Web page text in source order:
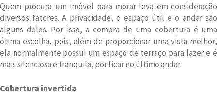
Quem procura um imóvel para morar leva em consideração
diversos fatores. A privacidade, o espaço útil e o andar são
alguns deles. Por isso, a compra de uma cobertura é uma
ótima escolha, pois, além de proporcionar uma vista melhor,
ela normalmente possui um espaço de terraço para lazer e é
mais silenciosa e tranquila, por ficar no último andar.
Cobertura invertida